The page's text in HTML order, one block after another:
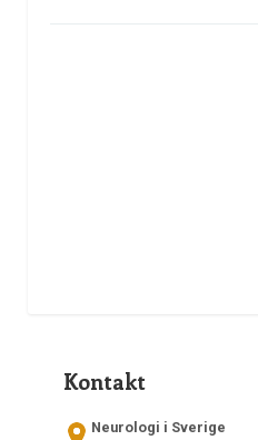
Kontakt
Neurologi i Sverige